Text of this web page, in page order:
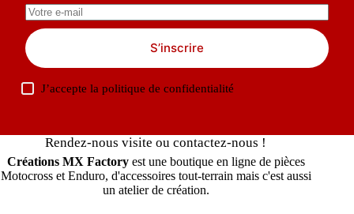
S’inscrire
J’accepte lapolitique de confidentialité
Rendez-nous visite ou contactez-nous !
Créations MX Factoryest une boutique en ligne de pièces
Motocross et Enduro, d'accessoires tout-terrain mais c'est aussi
un atelier de création.